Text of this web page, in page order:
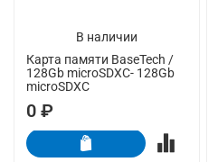
В наличии
Карта памяти BaseTech /
128Gb microSDXC- 128Gb
microSDXC
0 ₽